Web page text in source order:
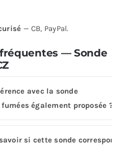
— CB, PayPal.
— Sonde
avec la sonde
également proposée ?
si cette sonde correspond